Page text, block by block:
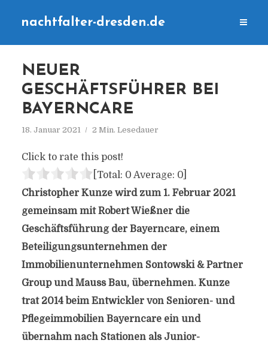
nachtfalter-dresden.de
NEUER
GESCHÄFTSFÜHRER BEI
BAYERNCARE
18. Januar 2021 2 Min. Lesedauer
Click to rate this post!
[Total: 0 Average: 0]
Christopher Kunze wird zum 1. Februar 2021
gemeinsam mit Robert Wießner die
Geschäftsführung der Bayerncare, einem
Beteiligungsunternehmen der
Immobilienunternehmen Sontowski & Partner
Group und Mauss Bau, übernehmen. Kunze
trat 2014 beim Entwickler von Senioren- und
Pflegeimmobilien Bayerncare ein und
übernahm nach Stationen als Junior-